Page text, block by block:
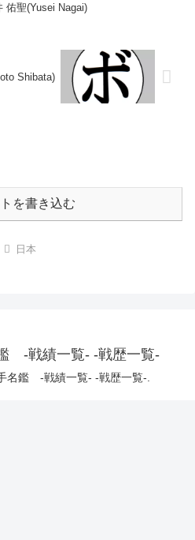
佑聖(Yusei Nagai)
Shibata)
を書き込む
日本
-戦績一覧- -戦歴一覧-
名鑑 -戦績一覧- -戦歴一覧-.